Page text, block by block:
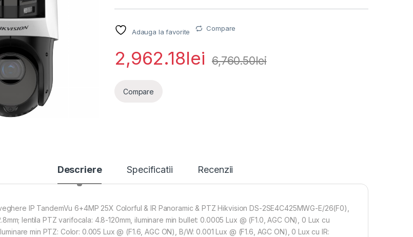
Adauga la favorite Compare
2,962.18lei 6,760.50lei
Compare
Descriere Specificatii Recenzii
IP TandemVu 6+4MP 25X Colorful & IR Panoramic & PTZ Hikvision DS-2SE4C425MWG-E/26(F0),
lentila PTZ varifocala: 4.8-120mm, iluminare min bullet: 0.0005 Lux @ (F1.0, AGC ON), 0 Lux cu
min PTZ: Color: 0.005 Lux @ (F1.6, AGC ON), B/W: 0.001 Lux @ (F1.6, AGC ON), 0 Lux cu IR: